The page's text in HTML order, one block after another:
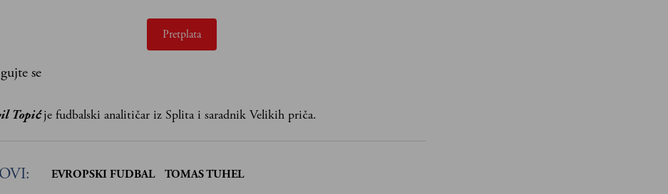
Pretplata
se
Topićje fudbalski analitičar iz Splita i saradnik Velikih priča.
EVROPSKI FUDBAL TOMAS TUHEL